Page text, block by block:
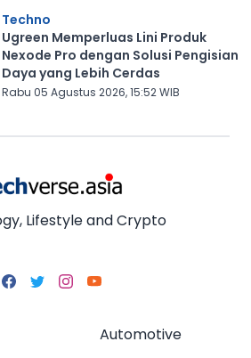
Techno
Ugreen Memperluas Lini Produk
Nexode Pro dengan Solusi Pengisian
Daya yang Lebih Cerdas
Rabu 05 Agustus 2026, 15:52 WIB
Lifestyle and Crypto
Automotive